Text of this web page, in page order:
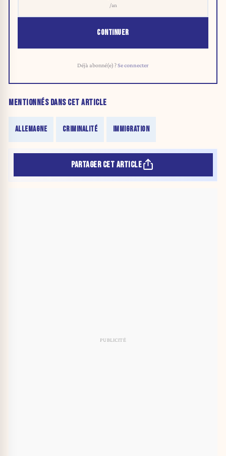
/an
CONTINUER
Déjà abonné(e) ?Se connecter
MENTIONNÉS DANS CET ARTICLE
ALLEMAGNE CRIMINALITÉ IMMIGRATION
PARTAGER CET ARTICLE